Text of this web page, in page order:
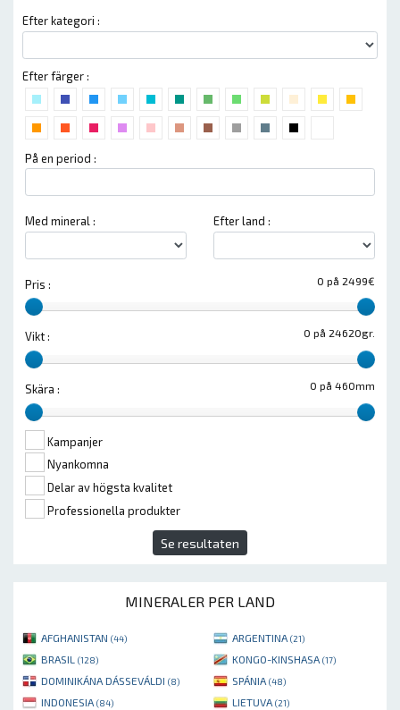
Efter kategori :
Efter färger :
På en period :
Med mineral : Efter land :
0 på 2499€
Pris :
0 på 24620gr.
Vikt :
0 på 460mm
Skära :
Kampanjer
Nyankomna
Delar av högsta kvalitet
Professionella produkter
Se resultaten
MINERALER PER LAND
AFGHANISTAN (44) ARGENTINA (21)
BRASIL (128) KONGO-KINSHASA (17)
DOMINIKÁNA DÁSSEVÁLDI (8) SPÁNIA (48)
INDONESIA (84) LIETUVA (21)